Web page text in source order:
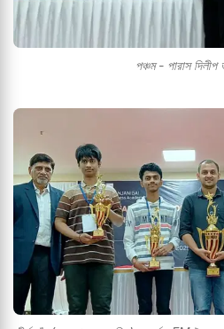
পঞ্চম - পারাস